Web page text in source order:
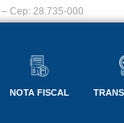
Cep: 28.735-000
NOTA FISCAL